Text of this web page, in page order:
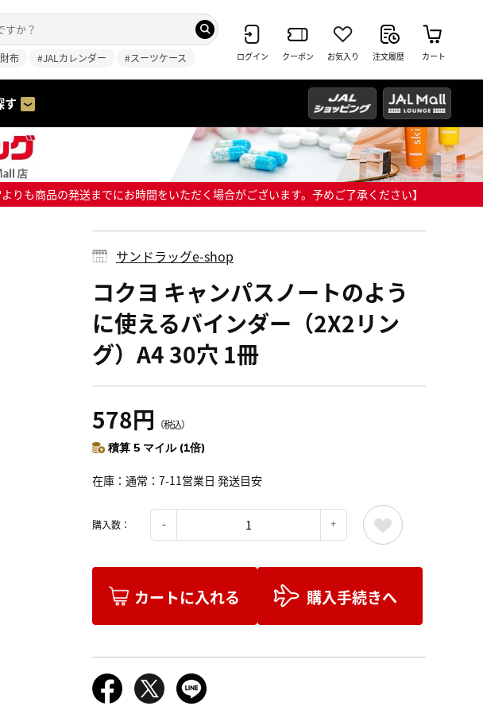
布 #JALカレンダー #スーツケース ログイン クーポン お気入り 注文履歴 カート
す
も商品の発送までにお時間をいただく場合がございます。予めご了承ください】
サンドラッグe-shop
コクヨ キャンパスノートのよう
に使えるバインダー（2X2リン
グ）A4 30穴 1冊
578円 （税込）
積算 5 マイル (1倍)
在庫 通常：7-11営業日 発送目安
購入数：
カートに入れる 購入手続きへ